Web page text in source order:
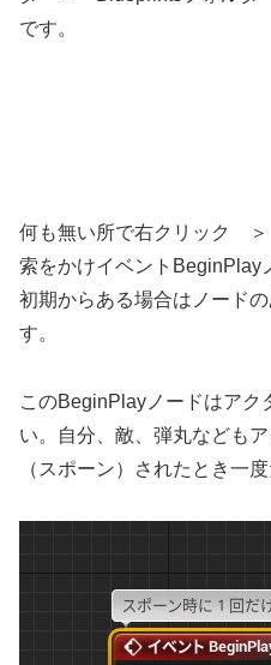
です。
何も無い所で右クリック
索をかけイベントBeginPlay
初期からある場合はノード
す。
このBeginPlayノードはアク
い。自分、敵、弾丸なども
（スポーン）されたとき一